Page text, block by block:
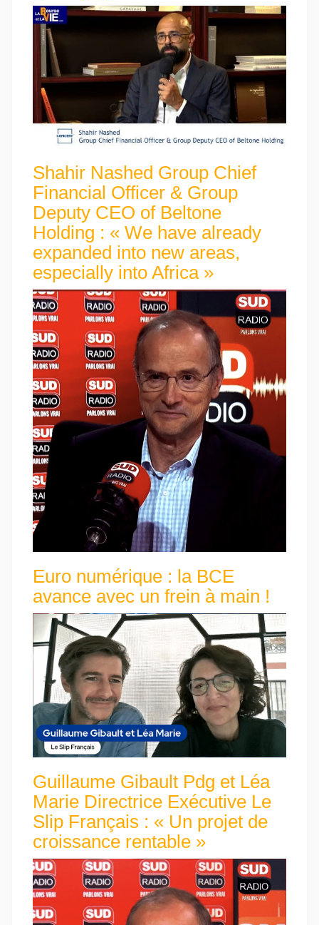
Shahir Nashed Group Chief
Financial Officer & Group
Deputy CEO of Beltone
Holding : « We have already
expanded into new areas,
especially into Africa »
Euro numérique : la BCE
avance avec un frein à main !
Guillaume Gibault Pdg et Léa
Marie Directrice Exécutive Le
Slip Français : « Un projet de
croissance rentable »